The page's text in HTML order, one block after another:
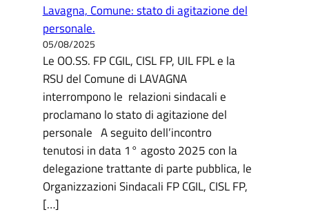
Lavagna, Comune: stato di agitazione del
personale.
05/08/2025
Le OO.SS. FP CGIL, CISL FP, UIL FPL e la
RSU del Comune di LAVAGNA
interrompono le relazioni sindacali e
proclamano lo stato di agitazione del
personale A seguito dell’incontro
tenutosi in data 1° agosto 2025 con la
delegazione trattante di parte pubblica, le
Organizzazioni Sindacali FP CGIL, CISL FP,
[…]